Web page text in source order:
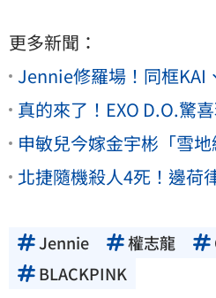
更多新聞：
Jennie修羅場！同框KAI
真的來了！EXO D.O.驚
申敏兒今嫁金宇彬「雪
北捷隨機殺人4死！邊荷
Jennie 權志龍
BLACKPINK